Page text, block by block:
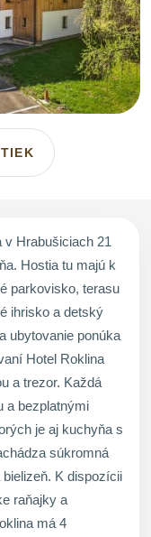
v Hrabušiciach 21
Hostia tu majú k
parkovisko, terasu
ihrisko a detský
ubytovanie ponúka
Hotel Roklina
a trezor. Každá
a bezplatnými
je aj kuchyňa s
súkromná
K dispozícii
raňajky a
má 4